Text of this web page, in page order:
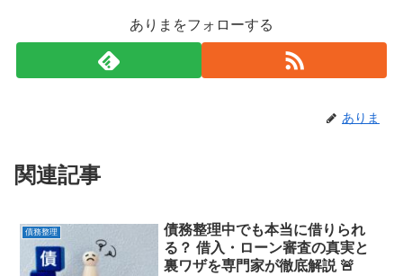
ありまをフォローする
ありま
関連記事
債務整理
債務整理中でも本当に借りられ
る？ 借入・ローン審査の真実と
裏ワザを専門家が徹底解説 🚨